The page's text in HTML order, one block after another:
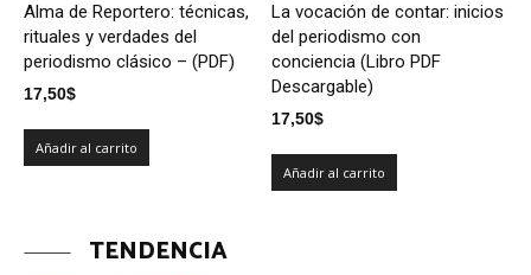
Alma de Reportero: técnicas,
rituales y verdades del
periodismo clásico – (PDF)
17,50$
Añadir al carrito
La vocación de contar: inicios
del periodismo con
conciencia (Libro PDF
Descargable)
17,50$
Añadir al carrito
TENDENCIA